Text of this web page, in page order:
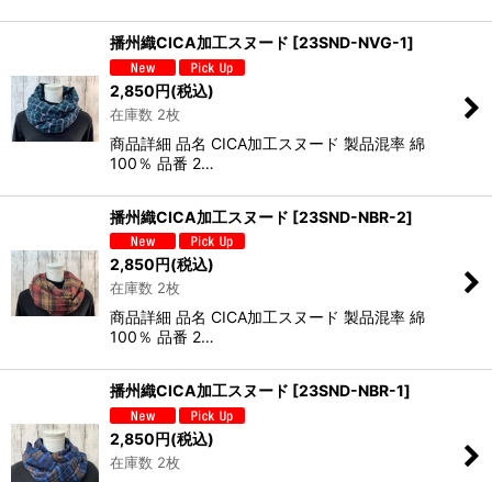
播州織CICA加工スヌード [23SND-NVG-1]
2,850円(税込)
在庫数 2枚
商品詳細 品名 CICA加工スヌード 製品混率 綿
100％ 品番 2…
播州織CICA加工スヌード [23SND-NBR-2]
2,850円(税込)
在庫数 2枚
商品詳細 品名 CICA加工スヌード 製品混率 綿
100％ 品番 2…
播州織CICA加工スヌード [23SND-NBR-1]
2,850円(税込)
在庫数 2枚